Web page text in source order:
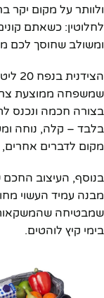
ולוותר על מקום יקר
לחלוטין: כשאתם
ומשולב שחוסך לכם
שמשפחה ממוצעת
בצורה חכמה ונכנס
בלבד – קלה, נוחה
מקום לדברים אחרים,
בנוסף, העיצוב החכם
שמבטיחה שהמשקאות
בימי קיץ לוהטים.